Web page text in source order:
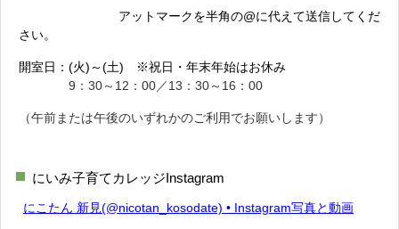
アットマークを半角の@に代えて送信してくだ
さい。
開室日：(火)～(土) ※祝日・年末年始はお休み
9：30～12：00／13：30～16：00
（午前または午後のいずれかのご利用でお願いします）
にいみ子育てカレッジInstagram
にこたん 新見(@nicotan_kosodate) • Instagram写真と動画